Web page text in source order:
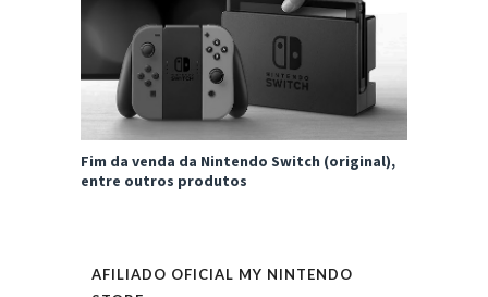
Fim da venda da Nintendo Switch (original),
entre outros produtos
AFILIADO OFICIAL MY NINTENDO